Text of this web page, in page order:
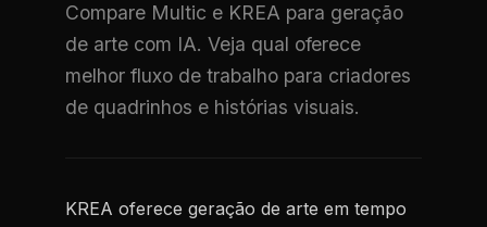
Compare Multic e KREA para geração
de arte com IA. Veja qual oferece
melhor fluxo de trabalho para criadores
de quadrinhos e histórias visuais.
KREA oferece geração de arte em tempo